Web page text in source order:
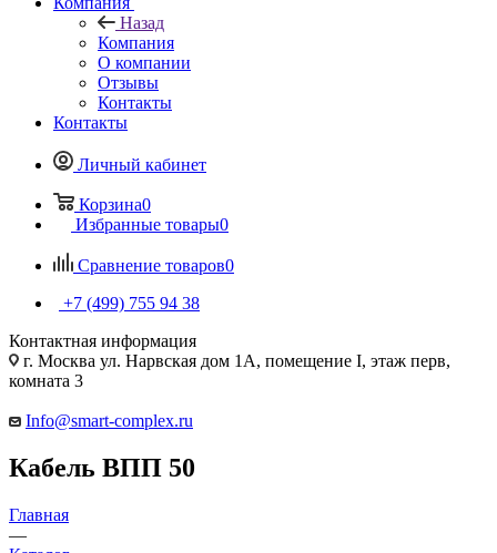
Назад
Компания
О компании
Отзывы
Контакты
Контакты
Личный кабинет
Корзина0
Избранные товары0
Сравнение товаров0
+7 (499) 755 94 38
Контактная информация
г. Москва ул. Нарвская дом 1А, помещение I, этаж перв,
комната 3
Info@smart-complex.ru
Кабель ВПП 50
Главная
—